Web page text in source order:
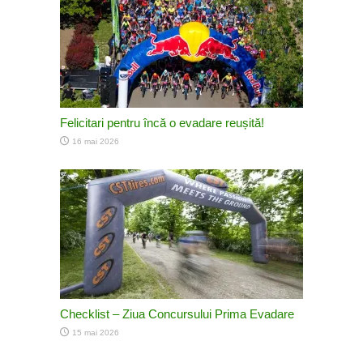
Felicitari pentru încă o evadare reușită!
16 mai 2026
Checklist – Ziua Concursului Prima Evadare
15 mai 2026